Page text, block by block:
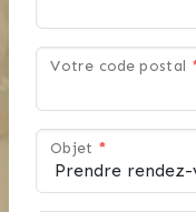
Votre code postal
Objet *